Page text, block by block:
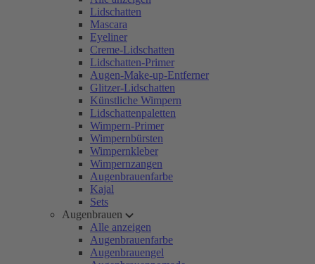
Lidschatten
Mascara
Eyeliner
Creme-Lidschatten
Lidschatten-Primer
Augen-Make-up-Entferner
Glitzer-Lidschatten
Künstliche Wimpern
Lidschattenpaletten
Wimpern-Primer
Wimpernbürsten
Wimpernkleber
Wimpernzangen
Augenbrauenfarbe
Kajal
Sets
Augenbrauen
Alle anzeigen
Augenbrauenfarbe
Augenbrauengel